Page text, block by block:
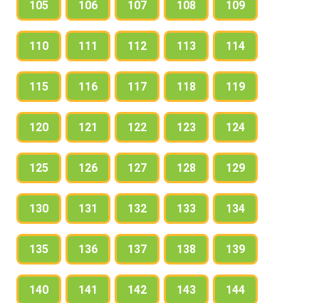
105 106 107 108 109
110 111 112 113 114
115 116 117 118 119
120 121 122 123 124
125 126 127 128 129
130 131 132 133 134
135 136 137 138 139
140 141 142 143 144